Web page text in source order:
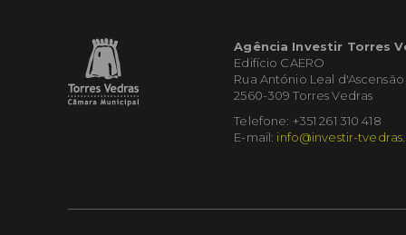
Agência Investir Torres
Edifício CAERO
Rua António Leal d'Ascensão
2560-309 Torres Vedras
Telefone: +351 261 310 418
E-mail: info@investir-